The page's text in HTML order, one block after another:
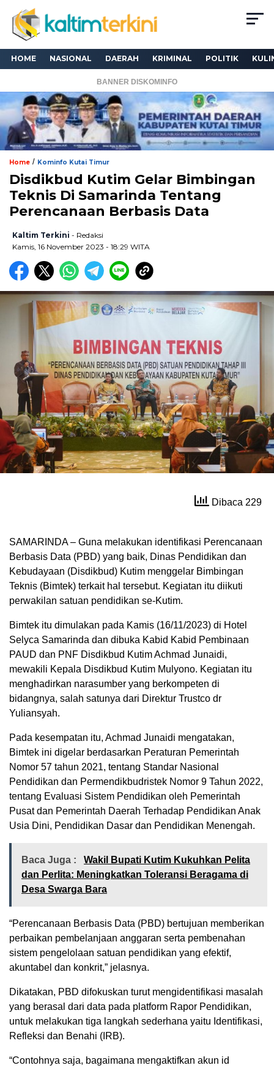
HOME NASIONAL DAERAH KRIMINAL POLITIK
BANNER DISKOMINFO
Home / Kominfo Kutai Timur
Disdikbud Kutim Gelar Bimbingan
Teknis Di Samarinda Tentang
Perencanaan Berbasis Data
Kaltim Terkini - Redaksi
Kamis, 16 November 2023 - 18:29 WITA
Dibaca 229
SAMARINDA – Guna melakukan identifikasi Perencanaan
Berbasis Data (PBD) yang baik, Dinas Pendidikan dan
Kebudayaan (Disdikbud) Kutim menggelar Bimbingan
Teknis (Bimtek) terkait hal tersebut. Kegiatan itu diikuti
perwakilan satuan pendidikan se-Kutim.
Bimtek itu dimulakan pada Kamis (16/11/2023) di Hotel
Selyca Samarinda dan dibuka Kabid Kabid Pembinaan
PAUD dan PNF Disdikbud Kutim Achmad Junaidi,
mewakili Kepala Disdikbud Kutim Mulyono. Kegiatan itu
menghadirkan narasumber yang berkompeten di
bidangnya, salah satunya dari Direktur Trustco dr
Yuliansyah.
Pada kesempatan itu, Achmad Junaidi mengatakan,
Bimtek ini digelar berdasarkan Peraturan Pemerintah
Nomor 57 tahun 2021, tentang Standar Nasional
Pendidikan dan Permendikbudristek Nomor 9 Tahun 2022,
tentang Evaluasi Sistem Pendidikan oleh Pemerintah
Pusat dan Pemerintah Daerah Terhadap Pendidikan Anak
Usia Dini, Pendidikan Dasar dan Pendidikan Menengah.
Baca Juga :
Wakil Bupati Kutim Kukuhkan Pelita
dan Perlita: Meningkatkan Toleransi Beragama di
Desa Swarga Bara
“Perencanaan Berbasis Data (PBD) bertujuan memberikan
perbaikan pembelanjaan anggaran serta pembenahan
sistem pengelolaan satuan pendidikan yang efektif,
akuntabel dan konkrit,” jelasnya.
Dikatakan, PBD difokuskan turut mengidentifikasi masalah
yang berasal dari data pada platform Rapor Pendidikan,
untuk melakukan tiga langkah sederhana yaitu Identifikasi,
Refleksi dan Benahi (IRB).
“Contohnya saja, bagaimana mengaktifkan akun id